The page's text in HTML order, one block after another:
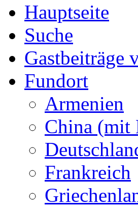
Hauptseite
Suche
Gastbeiträge
Fundort
Armenien
China (mit
Frankreich